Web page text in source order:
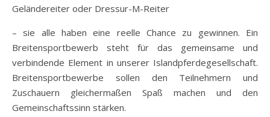
Geländereiter oder Dressur-M-Reiter
– sie alle haben eine reelle Chance zu gewinnen. Ein
Breitensportbewerb steht für das gemeinsame und
verbindende Element in unserer Islandpferdegesellschaft.
Breitensportbewerbe sollen den Teilnehmern und
Zuschauern gleichermaßen Spaß machen und den
Gemeinschaftssinn stärken.